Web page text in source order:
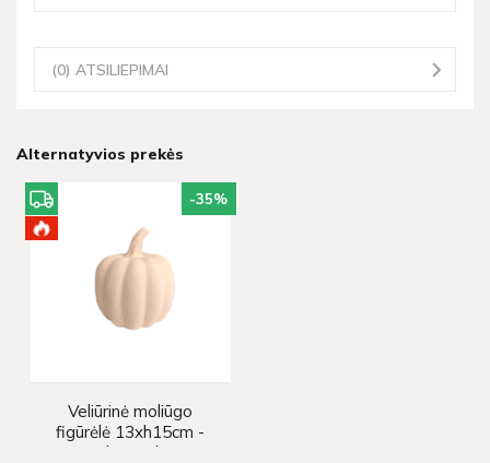
(0) ATSILIEPIMAI
Alternatyvios prekės
-35%
Veliūrinė moliūgo
figūrėlė 13xh15cm -
smėlio spalvos